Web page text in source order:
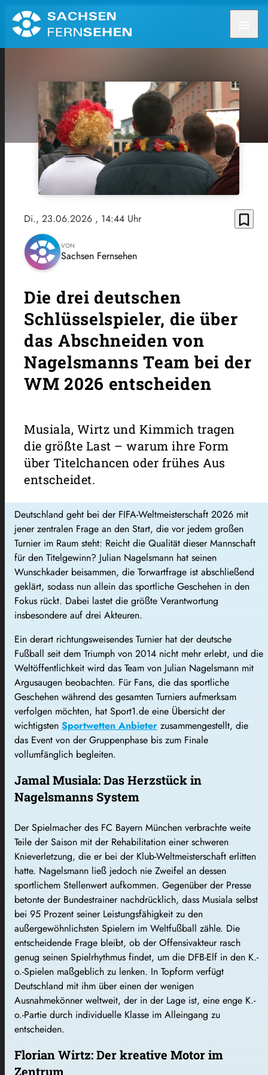
Di., 23.06.2026 , 14:44 Uhr bookmark_border
VON
Sachsen Fernsehen
Die drei deutschen
Schlüsselspieler, die über
das Abschneiden von
Nagelsmanns Team bei der
WM 2026 entscheiden
Musiala, Wirtz und Kimmich tragen
die größte Last – warum ihre Form
über Titelchancen oder frühes Aus
entscheidet.
Deutschland geht bei der FIFA-Weltmeisterschaft 2026 mit
jener zentralen Frage an den Start, die vor jedem großen
Turnier im Raum steht: Reicht die Qualität dieser Mannschaft
für den Titelgewinn? Julian Nagelsmann hat seinen
Wunschkader beisammen, die Torwartfrage ist abschließend
geklärt, sodass nun allein das sportliche Geschehen in den
Fokus rückt. Dabei lastet die größte Verantwortung
insbesondere auf drei Akteuren.
Ein derart richtungsweisendes Turnier hat der deutsche
Fußball seit dem Triumph von 2014 nicht mehr erlebt, und die
Weltöffentlichkeit wird das Team von Julian Nagelsmann mit
Argusaugen beobachten. Für Fans, die das sportliche
Geschehen während des gesamten Turniers aufmerksam
verfolgen möchten, hat Sport1.de eine Übersicht der
wichtigsten Sportwetten Anbieter zusammengestellt, die
das Event von der Gruppenphase bis zum Finale
vollumfänglich begleiten.
Jamal Musiala: Das Herzstück in
Nagelsmanns System
Der Spielmacher des FC Bayern München verbrachte weite
Teile der Saison mit der Rehabilitation einer schweren
Knieverletzung, die er bei der Klub-Weltmeisterschaft erlitten
hatte. Nagelsmann ließ jedoch nie Zweifel an dessen
sportlichem Stellenwert aufkommen. Gegenüber der Presse
betonte der Bundestrainer nachdrücklich, dass Musiala selbst
bei 95 Prozent seiner Leistungsfähigkeit zu den
außergewöhnlichsten Spielern im Weltfußball zähle. Die
entscheidende Frage bleibt, ob der Offensivakteur rasch
genug seinen Spielrhythmus findet, um die DFB-Elf in den K.-
o.-Spielen maßgeblich zu lenken. In Topform verfügt
Deutschland mit ihm über einen der wenigen
Ausnahmekönner weltweit, der in der Lage ist, eine enge K.-
o.-Partie durch individuelle Klasse im Alleingang zu
entscheiden.
Florian Wirtz: Der kreative Motor im
Zentrum